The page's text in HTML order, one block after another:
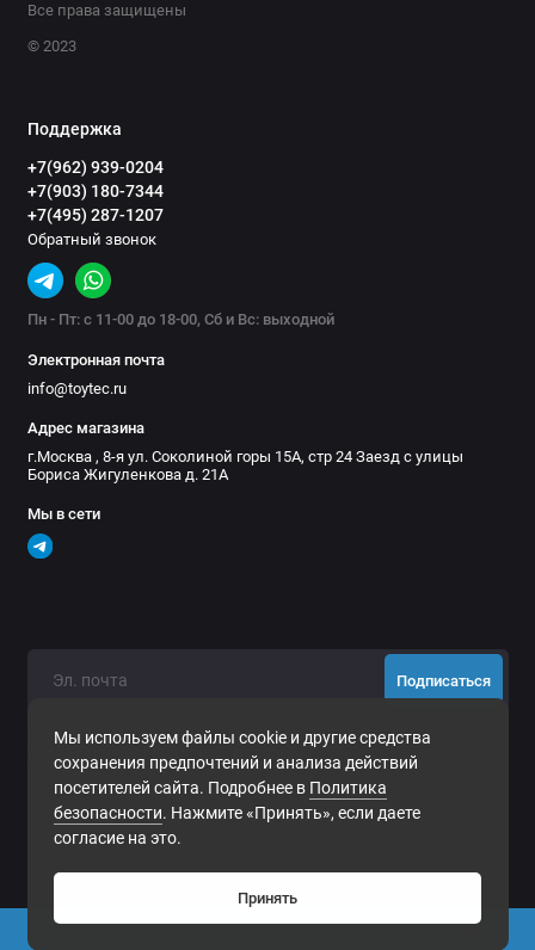
0
Мы используем файлы cookie и другие средства
сохранения предпочтений и анализа действий
посетителей сайта. Подробнее в Политика
безопасности. Нажмите «Принять», если даете
согласие на это.
Принять
Все права защищены
© 2023
Поддержка
+7(962) 939-0204
+7(903) 180-7344
+7(495) 287-1207
Обратный звонок
Пн - Пт: с 11-00 до 18-00, Сб и Вс: выходной
Электронная почта
info@toytec.ru
Адрес магазина
г.Москва , 8-я ул. Соколиной горы 15А, стр 24 Заезд с улицы
Бориса Жигуленкова д. 21А
Мы в сети
Подписаться
Нажимая на кнопку «Подписаться», Вы даетесогласие на
обработку персональных данных.